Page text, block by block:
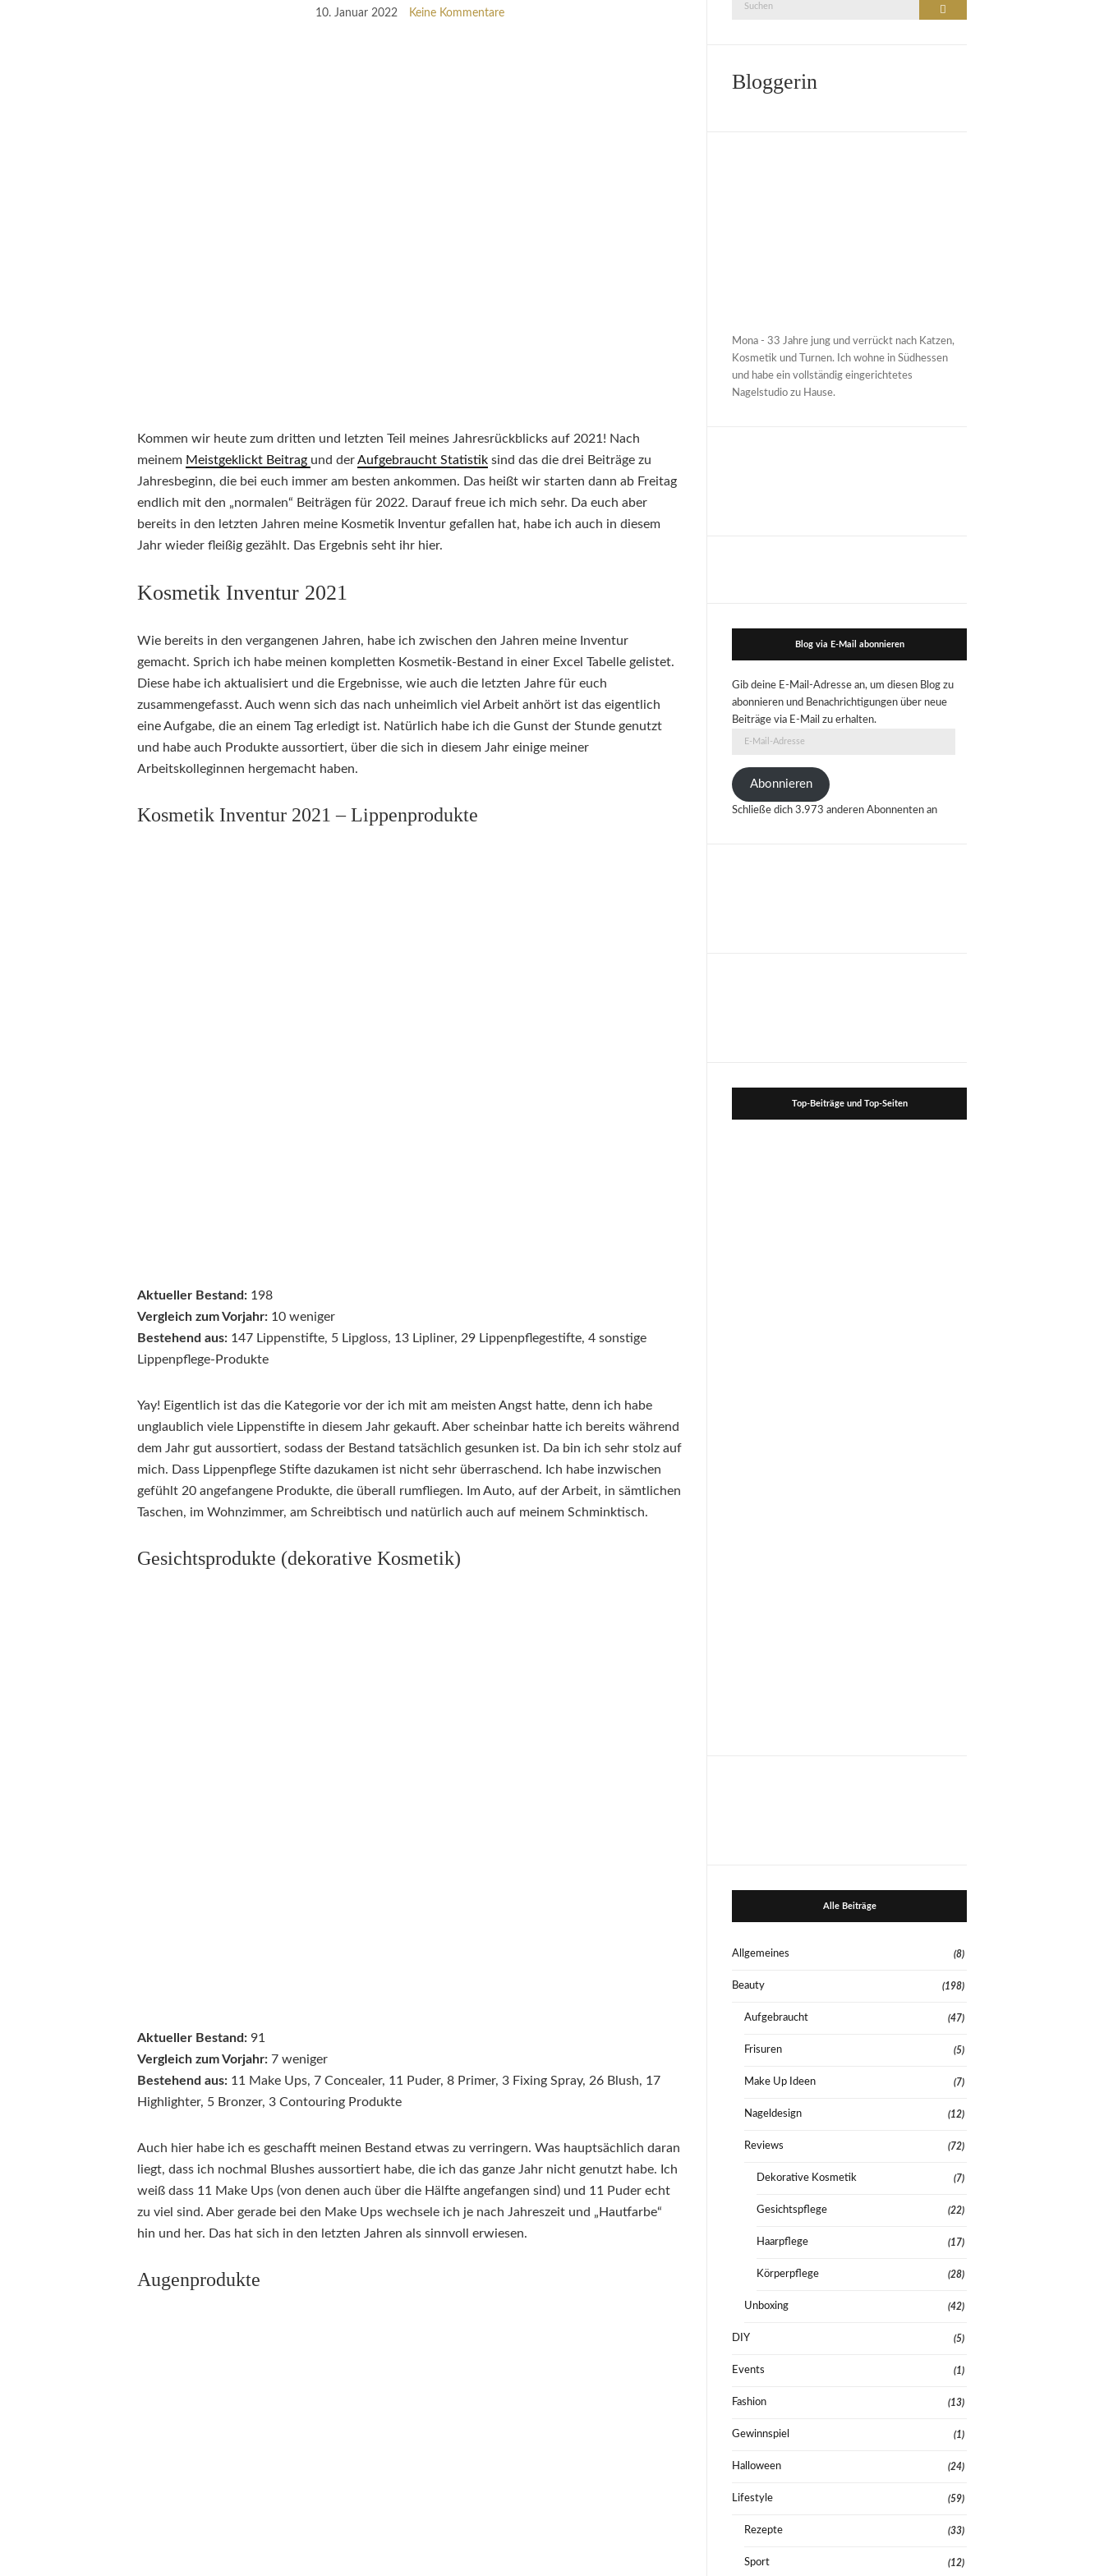
10. Januar 2022 Keine Kommentare
Kommen wir heute zum dritten und letzten Teil meines Jahresrückblicks auf 2021! Nach
meinem Meistgeklickt Beitrag und derAufgebraucht Statistik sind das die drei Beiträge zu
Jahresbeginn, die bei euch immer am besten ankommen. Das heißt wir starten dann ab Freitag
endlich mit den „normalen“ Beiträgen für 2022. Darauf freue ich mich sehr. Da euch aber
bereits in den letzten Jahren meine Kosmetik Inventur gefallen hat, habe ich auch in diesem
Jahr wieder fleißig gezählt. Das Ergebnis seht ihr hier.
Kosmetik Inventur 2021
Wie bereits in den vergangenen Jahren, habe ich zwischen den Jahren meine Inventur
gemacht. Sprich ich habe meinen kompletten Kosmetik-Bestand in einer Excel Tabelle gelistet.
Diese habe ich aktualisiert und die Ergebnisse, wie auch die letzten Jahre für euch
zusammengefasst. Auch wenn sich das nach unheimlich viel Arbeit anhört ist das eigentlich
eine Aufgabe, die an einem Tag erledigt ist. Natürlich habe ich die Gunst der Stunde genutzt
und habe auch Produkte aussortiert, über die sich in diesem Jahr einige meiner
Arbeitskolleginnen hergemacht haben.
Kosmetik Inventur 2021 – Lippenprodukte
Aktueller Bestand: 198
Vergleich zum Vorjahr: 10 weniger
Bestehend aus: 147 Lippenstifte, 5 Lipgloss, 13 Lipliner, 29 Lippenpflegestifte, 4 sonstige
Lippenpflege-Produkte
Yay! Eigentlich ist das die Kategorie vor der ich mit am meisten Angst hatte, denn ich habe
unglaublich viele Lippenstifte in diesem Jahr gekauft. Aber scheinbar hatte ich bereits während
dem Jahr gut aussortiert, sodass der Bestand tatsächlich gesunken ist. Da bin ich sehr stolz auf
mich. Dass Lippenpflege Stifte dazukamen ist nicht sehr überraschend. Ich habe inzwischen
gefühlt 20 angefangene Produkte, die überall rumfliegen. Im Auto, auf der Arbeit, in sämtlichen
Taschen, im Wohnzimmer, am Schreibtisch und natürlich auch auf meinem Schminktisch.
Gesichtsprodukte (dekorative Kosmetik)
Aktueller Bestand: 91
Vergleich zum Vorjahr: 7 weniger
Bestehend aus: 11 Make Ups, 7 Concealer, 11 Puder, 8 Primer, 3 Fixing Spray, 26 Blush, 17
Highlighter, 5 Bronzer, 3 Contouring Produkte
Auch hier habe ich es geschafft meinen Bestand etwas zu verringern. Was hauptsächlich daran
liegt, dass ich nochmal Blushes aussortiert habe, die ich das ganze Jahr nicht genutzt habe. Ich
weiß dass 11 Make Ups (von denen auch über die Hälfte angefangen sind) und 11 Puder echt
zu viel sind. Aber gerade bei den Make Ups wechsele ich je nach Jahreszeit und „Hautfarbe“
hin und her. Das hat sich in den letzten Jahren als sinnvoll erwiesen.
Augenprodukte
Suchen
Bloggerin
Mona - 33 Jahre jung und verrückt nach Katzen,
Kosmetik und Turnen. Ich wohne in Südhessen
und habe ein vollständig eingerichtetes
Nagelstudio zu Hause.
Blog via E-Mail abonnieren
Gib deine E-Mail-Adresse an, um diesen Blog zu
abonnieren und Benachrichtigungen über neue
Beiträge via E-Mail zu erhalten.
Adresse
Abonnieren
Schließe dich 3.973 anderen Abonnenten an
Top-Beiträge und Top-Seiten
Alle Beiträge
Allgemeines (8)
Beauty (198)
Aufgebraucht (47)
Frisuren (5)
Make Up Ideen (7)
Nageldesign (12)
Reviews (72)
Dekorative Kosmetik (7)
Gesichtspflege (22)
Haarpflege (17)
Körperpflege (28)
Unboxing (42)
DIY (5)
Events (1)
Fashion (13)
Gewinnspiel (1)
Halloween (24)
Lifestyle (59)
Rezepte (33)
Sport (12)